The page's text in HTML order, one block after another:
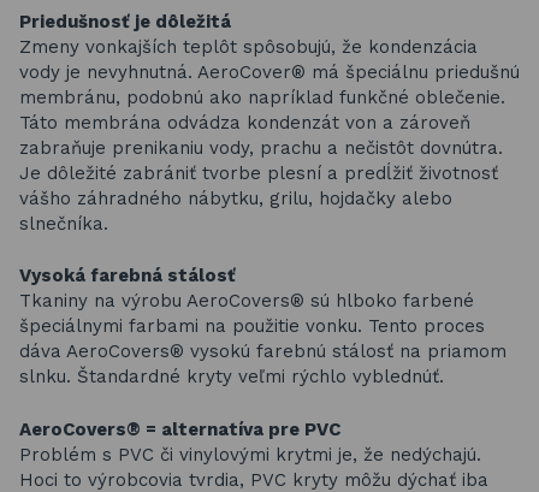
Priedušnosť je dôležitá
Zmeny vonkajších teplôt spôsobujú, že kondenzácia
vody je nevyhnutná. AeroCover® má špeciálnu priedušnú
membránu, podobnú ako napríklad funkčné oblečenie.
Táto membrána odvádza kondenzát von a zároveň
zabraňuje prenikaniu vody, prachu a nečistôt dovnútra.
Je dôležité zabrániť tvorbe plesní a predĺžiť životnosť
vášho záhradného nábytku, grilu, hojdačky alebo
slnečníka.
Vysoká farebná stálosť
Tkaniny na výrobu AeroCovers® sú hlboko farbené
špeciálnymi farbami na použitie vonku. Tento proces
dáva AeroCovers® vysokú farebnú stálosť na priamom
slnku. Štandardné kryty veľmi rýchlo vyblednúť.
AeroCovers® = alternatíva pre PVC
Problém s PVC či vinylovými krytmi je, že nedýchajú.
Hoci to výrobcovia tvrdia, PVC kryty môžu dýchať iba